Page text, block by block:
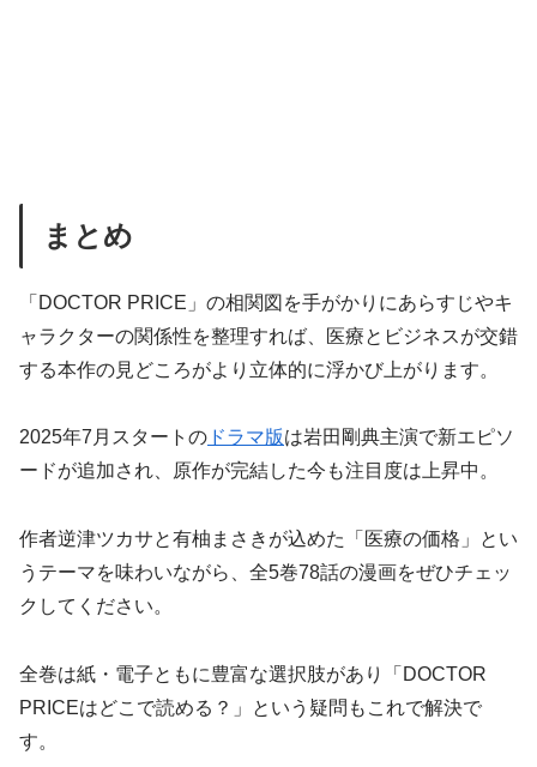
まとめ
「DOCTOR PRICE」の相関図を手がかりにあらすじやキ
ャラクターの関係性を整理すれば、医療とビジネスが交錯
する本作の見どころがより立体的に浮かび上がります。
2025年7月スタートの ドラマ版は岩田剛典主演で新エピソ
ードが追加され、原作が完結した今も注目度は上昇中。
作者逆津ツカサと有柚まさきが込めた「医療の価格」とい
うテーマを味わいながら、全5巻78話の漫画をぜひチェッ
クしてください。
全巻は紙・電子ともに豊富な選択肢があり「DOCTOR
PRICEはどこで読める？」という疑問もこれで解決で
す。